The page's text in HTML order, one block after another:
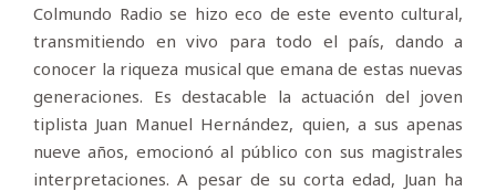
Colmundo Radio se hizo eco de este evento cultural,
transmitiendo en vivo para todo el país, dando a
conocer la riqueza musical que emana de estas nuevas
generaciones. Es destacable la actuación del joven
tiplista Juan Manuel Hernández, quien, a sus apenas
nueve años, emocionó al público con sus magistrales
interpretaciones. A pesar de su corta edad, Juan ha